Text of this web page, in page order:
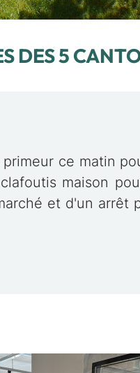
DES 5
ce matin
maison
et d'un arrêt